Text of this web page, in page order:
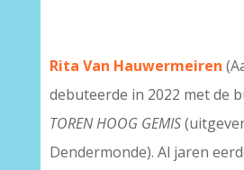
Rita Van Hauwermeiren
debuteerde in 2022 met de
TOREN HOOG GEMIS
Dendermonde). Al jaren